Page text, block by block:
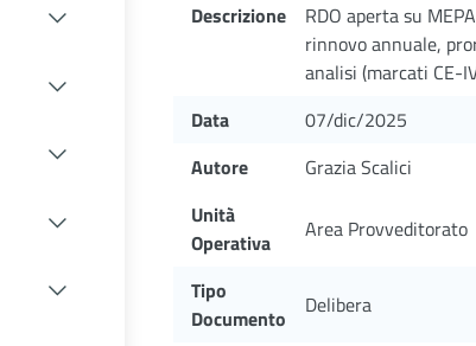
Descrizione
RDO aperta su
rinnovo annuale,
analisi (marcati CE-
Data
07/dic/2025
Autore
Grazia Scalici
Unità
Operativa
Area Provveditorato
Tipo
Documento
Delibera